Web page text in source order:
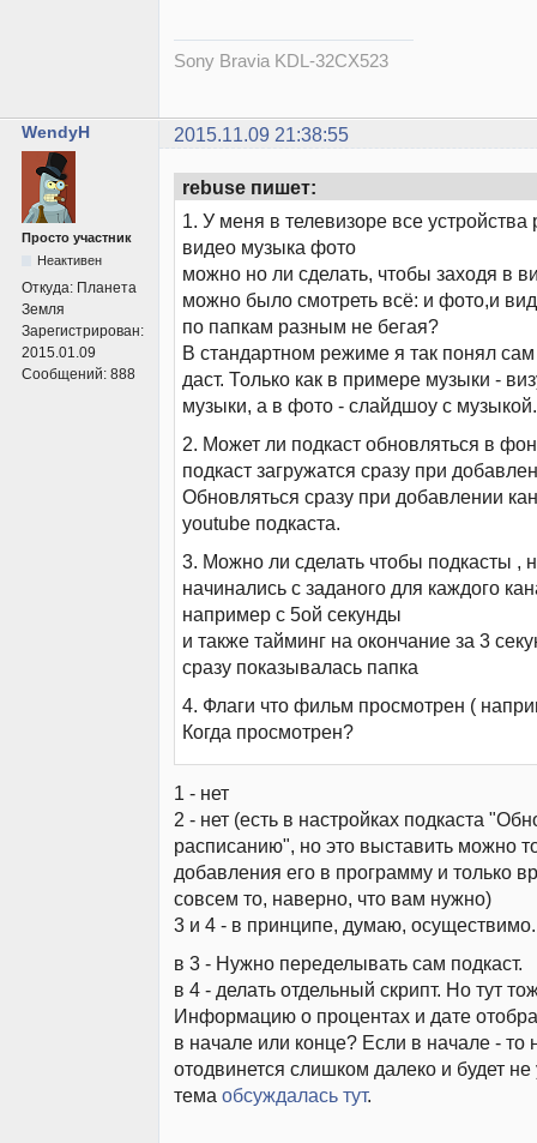
Sony Bravia KDL-32CX523
WendyH 2015.11.09 21:38:55
Просто участник
Неактивен
Откуда: Планета
Земля
Зарегистрирован:
2015.01.09
Сообщений: 888
rebuse пишет:
1. У меня в телевизоре все устройства
видео музыка фото
можно но ли сделать, чтобы заходя в
можно было смотреть всё: и фото,и
по папкам разным не бегая?
В стандартном режиме я так понял
даст. Только как в примере музыки -
музыки, а в фото - слайдшоу с музыкой.
2. Может ли подкаст обновляться в
подкаст загружатся сразу при
Обновляться сразу при добавлении
youtube подкаста.
3. Можно ли сделать чтобы подкасты ,
начинались с заданого для каждого
например с 5ой секунды
и также тайминг на окончание за 3
сразу показывалась папка
4. Флаги что фильм просмотрен (
Когда просмотрен?
1 - нет
2 - нет (есть в настройках подкаста
расписанию", но это выставить можно
добавления его в программу и только
совсем то, наверно, что вам нужно)
3 и 4 - в принципе, думаю, осуществимо.
в 3 - Нужно переделывать сам подкаст.
в 4 - делать отдельный скрипт. Но тут
Информацию о процентах и дате
в начале или конце? Если в начале - то
отодвинется слишком далеко и будет
тема обсуждалась тут.